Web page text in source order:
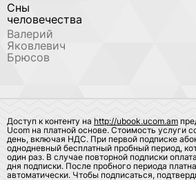
Сны
человечества
Валерий
Яковлевич
Брюсов
Доступ к контенту на http://ubook.ucom.am
Ucom на платной основе. Стоимость услуги
день, включая НДС. При первой подписке
однодневный бесплатный пробный период,
один раз. В случае повторной подписки
дня подписки. После пробного периода
автоматически. Чтобы подписаться,